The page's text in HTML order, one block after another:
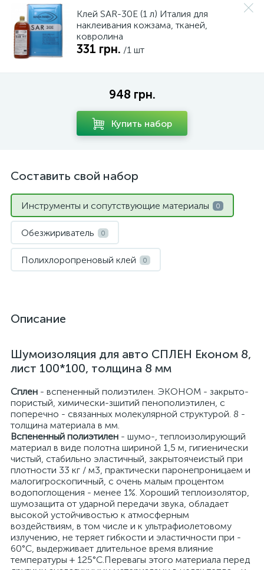
Клей SAR-30E (1 л) Италия для
наклеивания кожзама, тканей,
ковролина
331 грн. /1 шт
948 грн.
Купить набор
Составить свой набор
Инструменты и сопутствующие материалы 0
Обезжириватель 0
Полихлоропреновый клей 0
Описание
Шумоизоляция для авто СПЛЕН Економ 8,
лист 100*100, толщина 8 мм
Сплен - вспененный полиэтилен. ЭКОНОМ - закрыто-
пористый, химически-зшитий пенополиэтилен, с
поперечно - связанных молекулярной структурой. 8 -
толщина материала в мм.
Вспененный полиэтилен - шумо-, теплоизолирующий
материал в виде полотна шириной 1,5 м, гигиенически
чистый, стабильно эластичный, закрытоячеистый при
плотности 33 кг / м3, практически паронепроницаем и
малогигроскопичный, с очень малым процентом
водопоглощения - менее 1%. Хороший теплоизолятор,
шумозащита от ударной передачи звука, обладает
высокой устойчивостью к атмосферным
воздействиям, в том числе и к ультрафиолетовому
излучению, не теряет гибкости и эластичности при -
60°C, выдерживает длительное время влияние
температуры + 125°C.Перевагы этого материала перед